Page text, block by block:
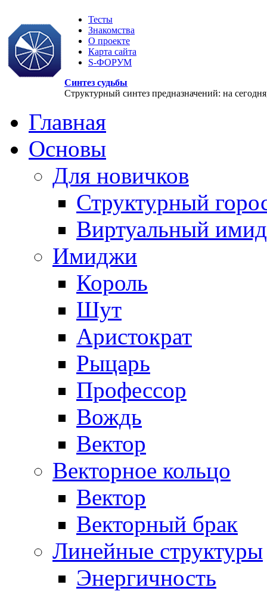
Тесты
Знакомства
О проекте
Карта сайта
S-ФОРУМ
Синтез судьбы
Структурный синтез предназначений: на
Главная
Основы
Для новичков
Структурный
Виртуальный
Имиджи
Король
Шут
Аристократ
Рыцарь
Профессор
Вождь
Вектор
Векторное кольцо
Вектор
Векторный брак
Линейные структуры
Энергичность